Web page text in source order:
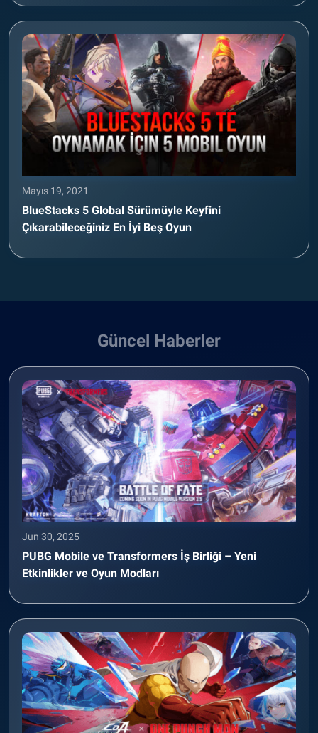
Mayıs 19, 2021
BlueStacks 5 Global Sürümüyle Keyfini
Çıkarabileceğiniz En İyi Beş Oyun
Güncel Haberler
Jun 30, 2025
PUBG Mobile ve Transformers İş Birliği – Yeni
Etkinlikler ve Oyun Modları